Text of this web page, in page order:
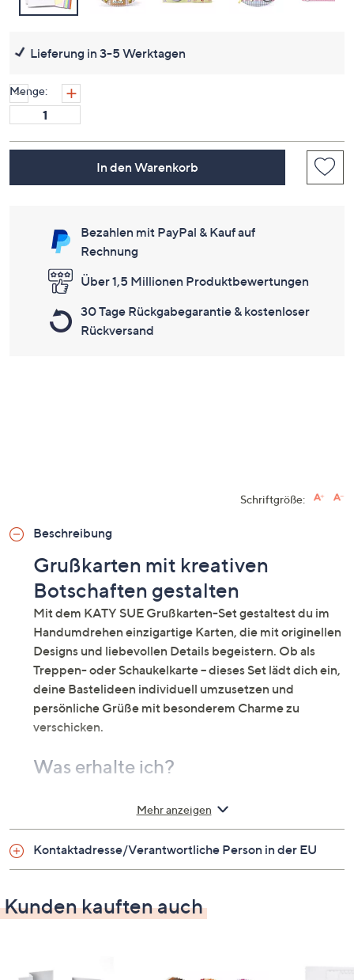
Lieferung in 3-5 Werktagen
Menge:
In den Warenkorb
Bezahlen mit PayPal & Kauf auf
Rechnung
Über 1,5 Millionen Produktbewertungen
30 Tage Rückgabegarantie & kostenloser
Rückversand
Schriftgröße:
Beschreibung
Grußkarten mit kreativen
Botschaften gestalten
Mit dem KATY SUE Grußkarten-Set gestaltest du im
Handumdrehen einzigartige Karten, die mit originellen
Designs und liebevollen Details begeistern. Ob als
Treppen- oder Schaukelkarte – dieses Set lädt dich ein,
deine Bastelideen individuell umzusetzen und
persönliche Grüße mit besonderem Charme zu
verschicken.
Was erhalte ich?
300 gsm
24 passende Umschläge
Material
Mehr anzeigen
Kontaktadresse/Verantwortliche Person in der EU
Kunden kauften auch